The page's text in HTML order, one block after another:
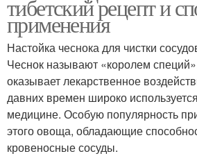
тибетский рецепт и
применения
Настойка чеснока для чистки
Чеснок называют «королем
оказывает лекарственное
давних времен широко
медицине. Особую популярность
этого овоща, обладающие
кровеносные сосуды.